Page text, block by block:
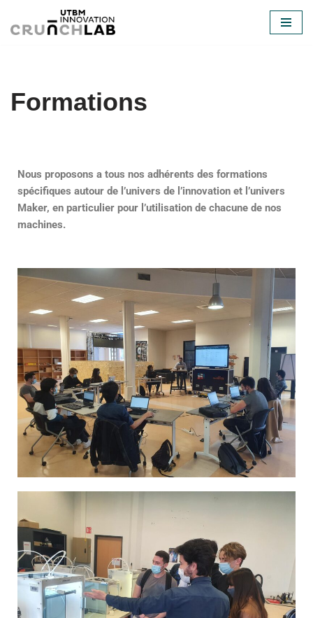
Aller
Formations
Nous proposons a tous nos adhérents des formations
spécifiques autour de l’univers de l’innovation et l’univers
Maker, en particulier pour l’utilisation de chacune de nos
machines.